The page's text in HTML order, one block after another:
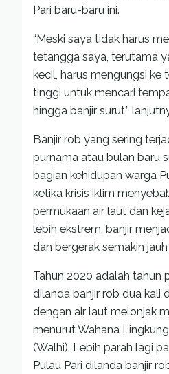
Pari baru-baru ini.
“Meski saya tidak harus
tetangga saya, terutama
kecil, harus mengungsi ke
tinggi untuk mencari
hingga banjir surut,”
Banjir rob yang sering
purnama atau bulan baru
bagian kehidupan warga
ketika krisis iklim
permukaan air laut dan
lebih ekstrem, banjir
dan bergerak semakin
Tahun 2020 adalah tahun
dilanda banjir rob dua kali
dengan air laut melonjak
menurut Wahana
(Walhi). Lebih parah lagi
Pulau Pari dilanda banjir